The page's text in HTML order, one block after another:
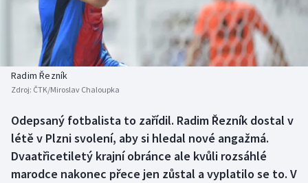
Baseball a softbal
Basketbal
Biatlon
Box
Curling
Soutěže
Historické návraty
Aplikace ČT sport
Radim Řezník
Zdroj: ČTK/Miroslav Chaloupka
Odepsaný fotbalista to zařídil. Radim Řezník dostal v
létě v Plzni svolení, aby si hledal nové angažmá.
Dvaatřicetiletý krajní obránce ale kvůli rozsáhlé
marodce nakonec přece jen zůstal a vyplatilo se to. V